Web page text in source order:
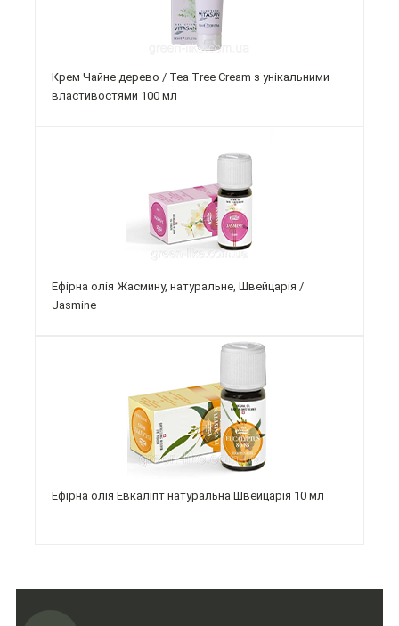
Крем Чайне дерево / Tea Tree Cream з унікальними
властивостями 100 мл
Ефірна олія Жасмину, натуральне, Швейцарія /
Jasmine
Ефірна олія Евкаліпт натуральна Швейцарія 10 мл